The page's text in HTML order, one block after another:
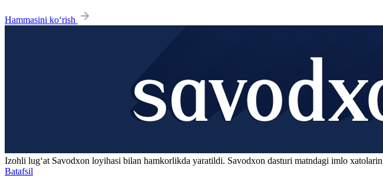
Hammasini ko‘rish
Izohli lugʻat Savodxon loyihasi bilan hamkorlikda yaratildi. Savodxon dasturi matndagi imlo
Batafsil